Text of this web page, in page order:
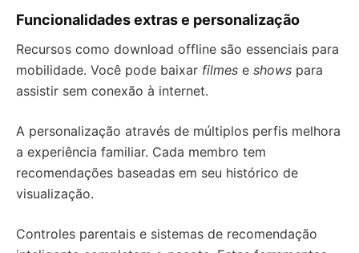
Funcionalidades extras e personalização
Recursos como download offline são essenciais para
mobilidade. Você pode baixar filmes e shows para
assistir sem conexão à internet.
A personalização através de múltiplos perfis melhora
a experiência familiar. Cada membro tem
recomendações baseadas em seu histórico de
visualização.
Controles parentais e sistemas de recomendação